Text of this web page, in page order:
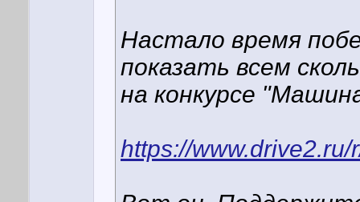
Настало время
показать всем
на конкурсе
https://